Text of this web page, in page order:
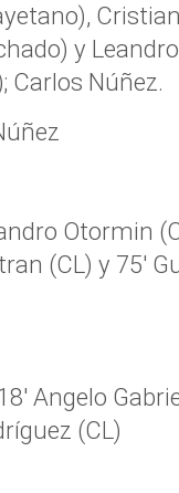
y
Carlos Núñez.
Otormin
(CL) y 75′
Angelo
(CL)